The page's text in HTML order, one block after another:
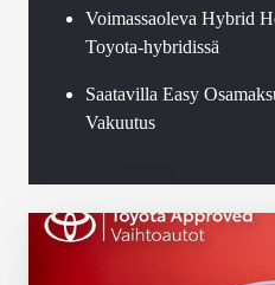
Voimassaoleva Hybrid
Toyota-hybridissä
Saatavilla Easy
Vakuutus